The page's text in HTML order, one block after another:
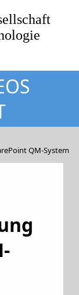
QM-System